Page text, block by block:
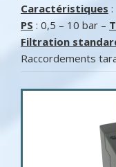
Caractéristiques :
PS : 0,5 – 10 bar –
Filtration
Raccordements